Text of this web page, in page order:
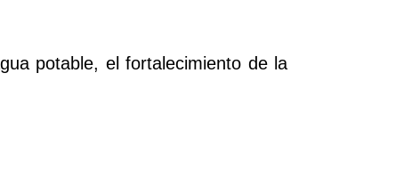
potable, el fortalecimiento de la